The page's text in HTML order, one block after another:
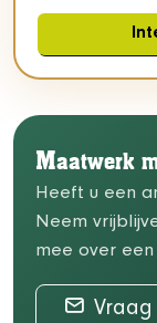
Maatwerk
Heeft u een
Neem
mee over